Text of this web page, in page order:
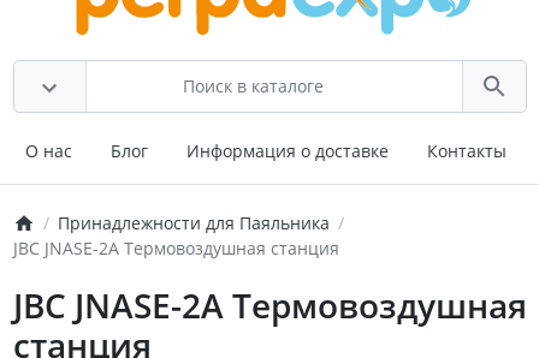
О нас Блог Информация о доставке Контакты
Принадлежности для Паяльника
JBC JNASE-2A Термовоздушная станция
JBC JNASE-2A Термовоздушная
станция